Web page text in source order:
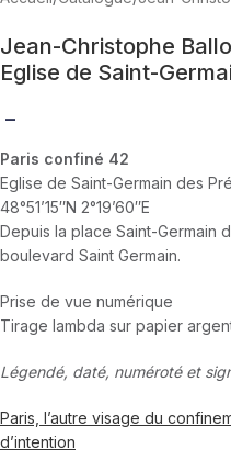
Jean-Christophe
Eglise de Saint-
–
Paris confiné 42
Eglise de Saint-Germain des
48°51’15″N 2°19’60″E
Depuis la place Saint-Germain
boulevard Saint Germain.
Prise de vue numérique
Tirage lambda sur papier
Légendé, daté, numéroté et
Paris, l’autre visage du
d’intention